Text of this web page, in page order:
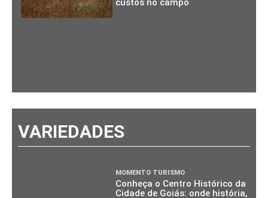
custos no campo
VARIEDADES
MOMENTO TURISMO
Conheça o Centro Histórico da
Cidade de Goiás: onde história,